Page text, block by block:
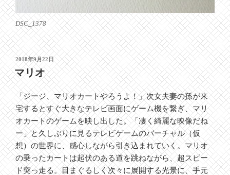
DSC_1378
投
稿
日:
2018年9月22日
マリオ
「ジージ、マリオカートやろうよ！」次女夫妻の孫が来
宅するとすぐ大きなテレビ画面にゲーム機を繋ぎ、マリ
オカートのゲームを映し出した。「凄く綺麗な映像だね
ー」と久しぶりに見るテレビゲームのバーチャル（仮
想）の世界に、感心しながら引き込まれていく。マリオ
の乗ったカートは起伏のある道を跳ねながら、超スピー
ド突っ走る。目まぐるしく次々に展開する光景に、手元